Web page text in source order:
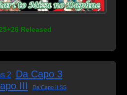
Released
2
Da Capo 3
III
Da Capo II SS